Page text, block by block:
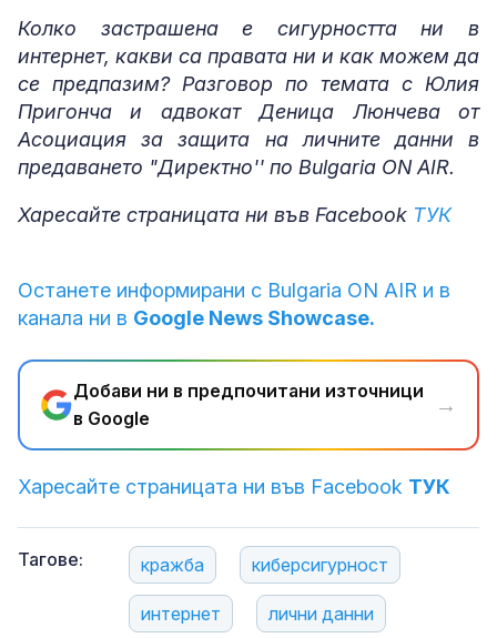
Колко застрашена е сигурността ни в
интернет, какви са правата ни и как можем да
се предпазим? Разговор по темата с Юлия
Пригонча и адвокат Деница Люнчева от
Асоциация за защита на личните данни в
предаването "Директно'' по Bulgaria ON AIR.
Харесайте страницата ни във Facebook ТУК
Останете информирани с Bulgaria ON AIR и в
канала ни в Google News Showcase.
Добави ни в предпочитани източници
в Google
→
Харесайте страницата ни във Facebook ТУК
Тагове: кражба киберсигурност
интернет лични данни